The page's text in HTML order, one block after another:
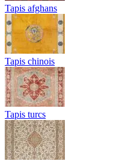
Tapis afghans
Tapis chinois
Tapis turcs